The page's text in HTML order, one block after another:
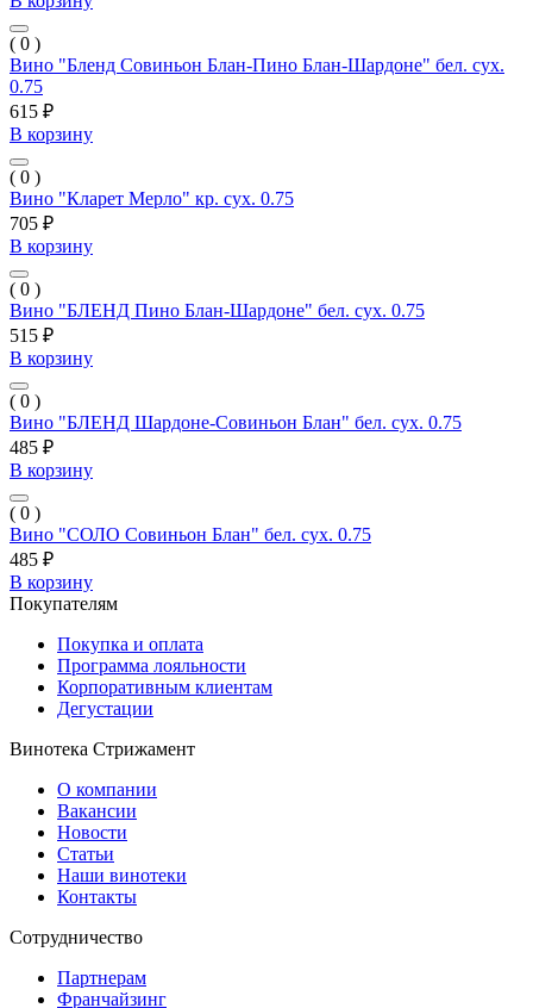
( 0 )
Вино "Бленд Совиньон Блан-Пино Блан-Шардоне" бел. сух.
0.75
615 ₽
В корзину
( 0 )
Вино "Кларет Мерло" кр. сух. 0.75
705 ₽
В корзину
( 0 )
Вино "БЛЕНД Пино Блан-Шардоне" бел. сух. 0.75
515 ₽
В корзину
( 0 )
Вино "БЛЕНД Шардоне-Совиньон Блан" бел. сух. 0.75
485 ₽
В корзину
( 0 )
Вино "СОЛО Совиньон Блан" бел. сух. 0.75
485 ₽
В корзину
Покупателям
Покупка и оплата
Программа лояльности
Корпоративным клиентам
Дегустации
Винотека Стрижамент
О компании
Вакансии
Новости
Статьи
Наши винотеки
Контакты
Сотрудничество
Партнерам
Франчайзинг